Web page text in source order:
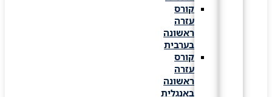
קורס
עזרה
ראשונה
בערבית
קורס
עזרה
ראשונה
באנגלית